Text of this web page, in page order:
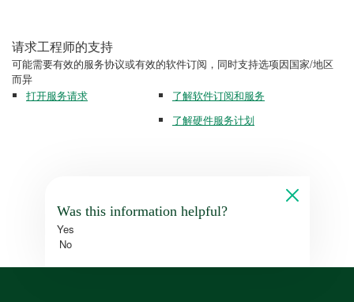
请求工程师的支持
可能需要有效的服务协议或有效的软件订阅，同时支持选项因国家/地区
而异
打开服务请求
了解软件订阅和服务
了解硬件服务计划
Was this information helpful?
Yes
No